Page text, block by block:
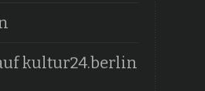
kultur24.berlin